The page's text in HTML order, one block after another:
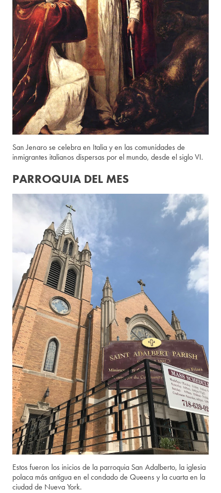
San Jenaro se celebra en Italia y en las comunidades de
inmigrantes italianos dispersas por el mundo, desde el siglo VI.
PARROQUIA DEL MES
Estos fueron los inicios de la parroquia San Adalberto, la iglesia
polaca más antigua en el condado de Queens y la cuarta en la
ciudad de Nueva York.